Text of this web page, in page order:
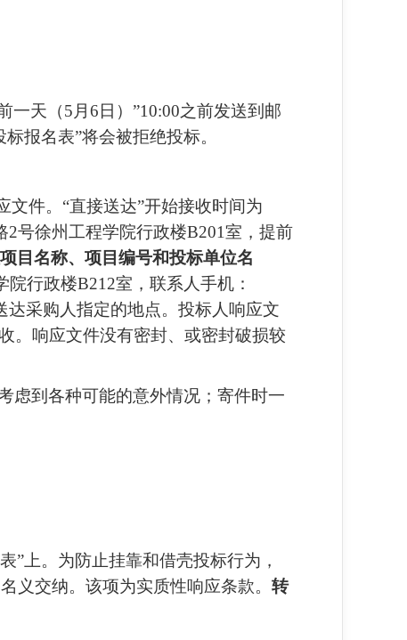
一天（5月6日）”10:00之前发送到邮
报名表”将会被拒绝投标。
文件。“直接送达”开始接收时间为
2号徐州工程学院行政楼B201室，提前
目名称、项目编号和投标单位名
行政楼B212室，联系人手机：
达采购人指定的地点。投标人响应文
。响应文件没有密封、或密封破损较
虑到各种可能的意外情况；寄件时一
”上。为防止挂靠和借壳投标行为，
义交纳。该项为实质性响应条款。 转